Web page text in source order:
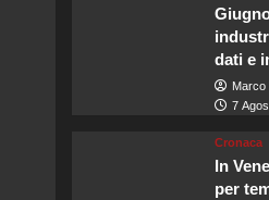
dati e
Marco
7
Cronaca
In
per